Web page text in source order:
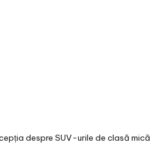
despre SUV-urile de clasă mică